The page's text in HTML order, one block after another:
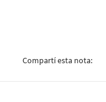
Compartí esta nota: